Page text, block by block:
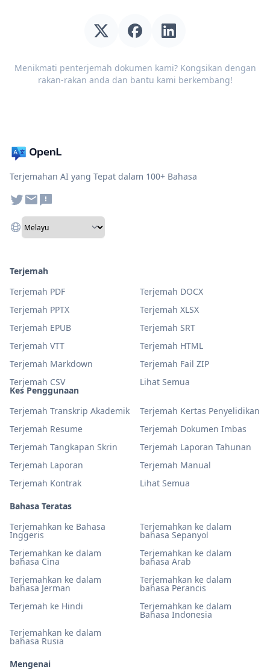
Menikmati penterjemah dokumen kami? Kongsikan dengan
rakan-rakan anda dan bantu kami berkembang!
Terjemahan AI yang Tepat dalam 100+ Bahasa
Kes Penggunaan
Terjemah Transkrip Akademik
Terjemah Kertas Penyelidikan
Terjemah Resume
Terjemah Dokumen Imbas
Terjemah Tangkapan Skrin
Terjemah Laporan Tahunan
Terjemah Laporan
Terjemah Manual
Terjemah Kontrak
Lihat Semua
Bahasa Teratas
Terjemahkan ke Bahasa
Inggeris
Terjemahkan ke dalam
bahasa Sepanyol
Terjemahkan ke dalam
bahasa Cina
Terjemahkan ke dalam
bahasa Arab
Terjemahkan ke dalam
bahasa Jerman
Terjemahkan ke dalam
bahasa Perancis
Terjemah ke Hindi
Terjemahkan ke dalam
Bahasa Indonesia
Terjemahkan ke dalam
bahasa Rusia
Terjemah
Terjemah PDF
Terjemah DOCX
Terjemah PPTX
Terjemah XLSX
Terjemah EPUB
Terjemah SRT
Terjemah VTT
Terjemah HTML
Terjemah Markdown
Terjemah Fail ZIP
Terjemah CSV
Lihat Semua
Mengenai